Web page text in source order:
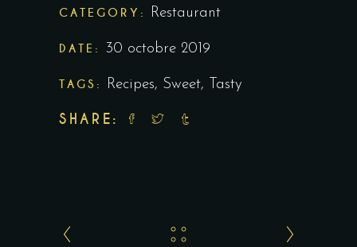
CATEGORY: Restaurant
DATE: 30 octobre 2019
TAGS: Recipes, Sweet, Tasty
SHARE: